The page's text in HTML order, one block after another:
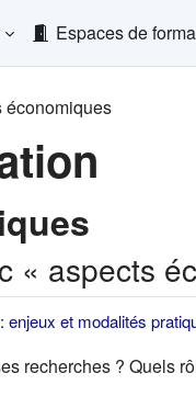
Espaces de
économiques
« aspects
et modalités
recherches ? Quels